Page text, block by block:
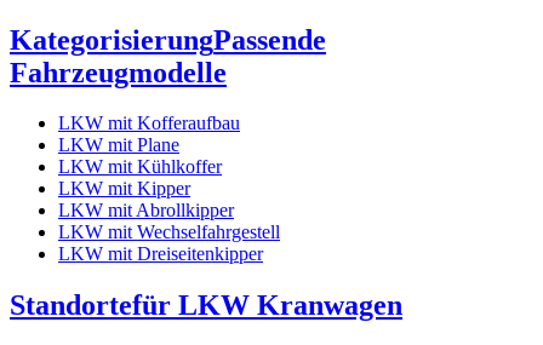
KategorisierungPassende
Fahrzeugmodelle
LKW mit Kofferaufbau
LKW mit Plane
LKW mit Kühlkoffer
LKW mit Kipper
LKW mit Abrollkipper
LKW mit Wechselfahrgestell
LKW mit Dreiseitenkipper
Standortefür LKW Kranwagen